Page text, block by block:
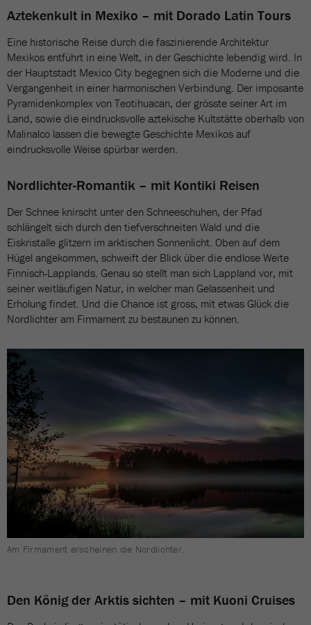
Aztekenkult in Mexiko – mit Dorado Latin Tours
Eine historische Reise durch die faszinierende Architektur
Mexikos entführt in eine Welt, in der Geschichte lebendig wird. In
der Hauptstadt Mexico City begegnen sich die Moderne und die
Vergangenheit in einer harmonischen Verbindung. Der imposante
Pyramidenkomplex von Teotihuacan, der grösste seiner Art im
Land, sowie die eindrucksvolle aztekische Kultstätte oberhalb von
Malinalco lassen die bewegte Geschichte Mexikos auf
eindrucksvolle Weise spürbar werden.
Nordlichter-Romantik – mit Kontiki Reisen
Der Schnee knirscht unter den Schneeschuhen, der Pfad
schlängelt sich durch den tiefverschneiten Wald und die
Eiskristalle glitzern im arktischen Sonnenlicht. Oben auf dem
Hügel angekommen, schweift der Blick über die endlose Weite
Finnisch-Lapplands. Genau so stellt man sich Lappland vor, mit
seiner weitläufigen Natur, in welcher man Gelassenheit und
Erholung findet. Und die Chance ist gross, mit etwas Glück die
Nordlichter am Firmament zu bestaunen zu können.
Am Firmament erscheinen die Nordlichter.
Den König der Arktis sichten – mit Kuoni Cruises